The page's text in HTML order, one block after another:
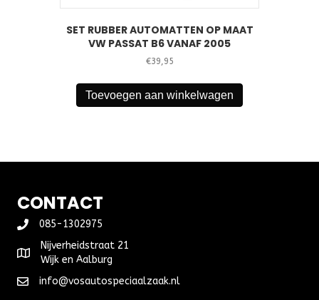
SET RUBBER AUTOMATTEN OP MAAT
VW PASSAT B6 VANAF 2005
€39,95
Toevoegen aan winkelwagen
CONTACT
085-1302975
Nijverheidstraat 21
Wijk en Aalburg
info@vosautospeciaalzaak.nl